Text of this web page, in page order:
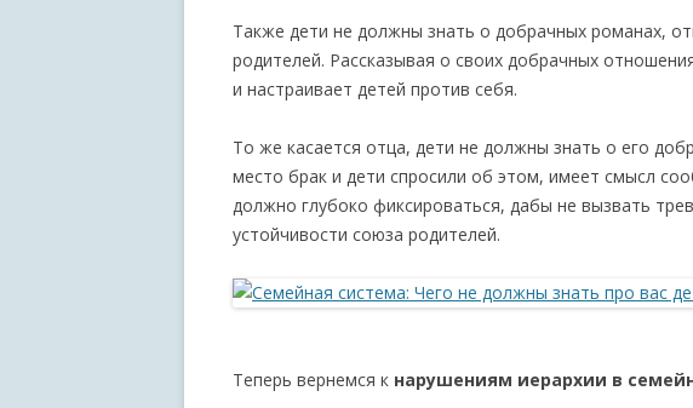
Также дети не должны знать о добрачных романах,
родителей. Рассказывая о своих добрачных
и настраивает детей против себя.
То же касается отца, дети не должны знать о его
место брак и дети спросили об этом, имеет смысл
должно глубоко фиксироваться, дабы не вызвать
устойчивости союза родителей.
Теперь вернемся к нарушениям иерархии в